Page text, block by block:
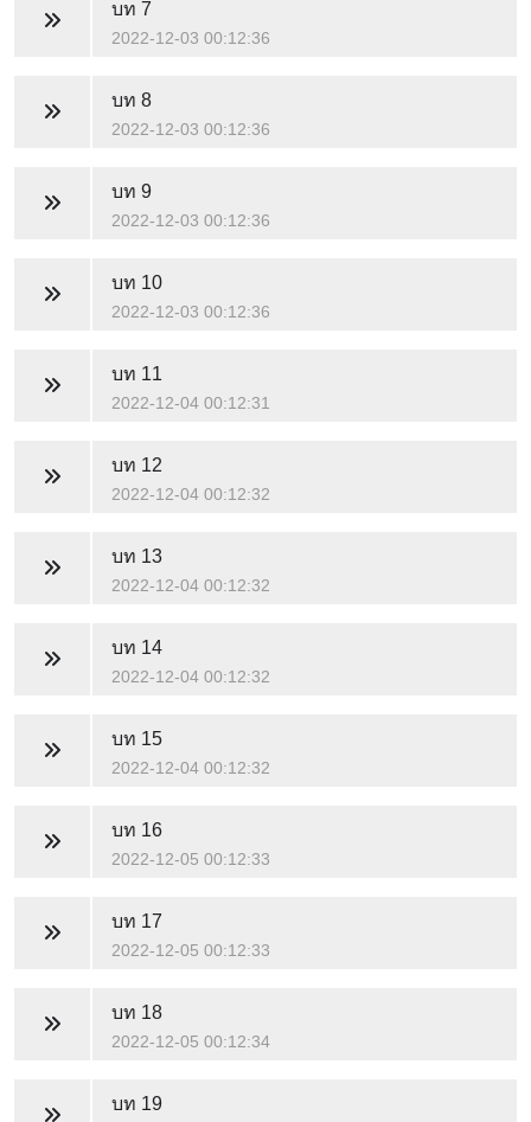
บท 7
2022-12-03 00:12:36
บท 8
2022-12-03 00:12:36
บท 9
2022-12-03 00:12:36
บท 10
2022-12-03 00:12:36
บท 11
2022-12-04 00:12:31
บท 12
2022-12-04 00:12:32
บท 13
2022-12-04 00:12:32
บท 14
2022-12-04 00:12:32
บท 15
2022-12-04 00:12:32
บท 16
2022-12-05 00:12:33
บท 17
2022-12-05 00:12:33
บท 18
2022-12-05 00:12:34
บท 19